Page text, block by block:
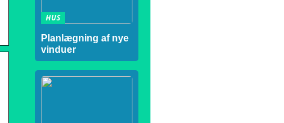
HUS
Planlægning af nye
vinduer